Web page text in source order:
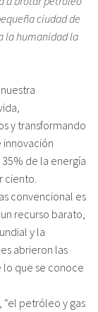
ciudad de
la humanidad la
y transformando
innovación
de la energía
ciento.
convencional es
recurso barato,
y la
abrieron las
que se conoce
“el petróleo y gas